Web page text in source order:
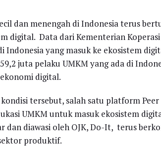
dan menengah di Indonesia terus
digital. Data dari Kementerian
Indonesia yang masuk ke ekosistem
juta pelaku UMKM yang ada di
digital.
tersebut, salah satu platform
UMKM untuk masuk ekosistem
dan diawasi oleh OJK, Do-It, terus
produktif.